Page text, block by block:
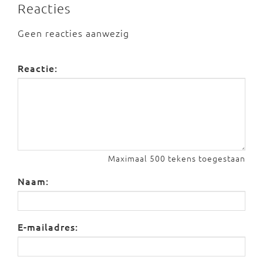
Reacties
Geen reacties aanwezig
Reactie:
Maximaal 500 tekens toegestaan
Naam:
E-mailadres: